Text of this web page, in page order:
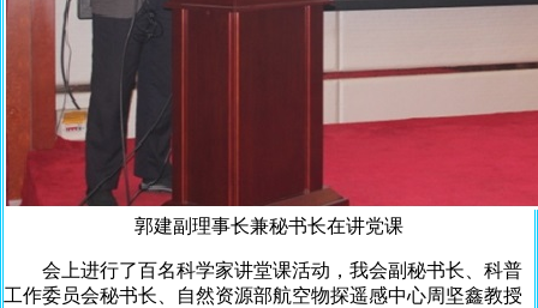
郭建副理事长兼秘书长在讲党课
会上进行了百名科学家讲堂课活动，我会副秘书长、科普
工作委员会秘书长、自然资源部航空物探遥感中心周坚鑫教授